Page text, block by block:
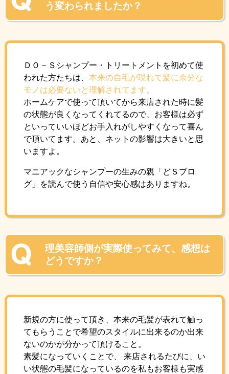
う変わられましたか？
ＤＯ－Ｓシャンプー・トリートメントを初めて使
われた方たちは、 本来の自毛が現れて髪に余分な
モノは必要ないと理解されてます。
ホームケアで使って頂いてから来店された時に髪
の状態が良くなってくれてるので、お客様は必ず
といっていいほどお手入れがしやすくなって喜ん
で頂いてます。あと、ネットの影響は大きいと思
いますよ。
マニアックなシャンプーの生みの親「どＳブロ
グ」を読んで使う自信や安心感はありますね。
理美容師側が実際使ってみて、感想は
どうですか？
新規の方に使って頂き、本来の毛髪が表れて触っ
てもらうことで希望のスタイルに出来るのか出来
ないのかが分かって頂けること。
素髪になっていくことで、 来店されるたびに、い
い状態の毛髪になっているのを私もお客様も実感